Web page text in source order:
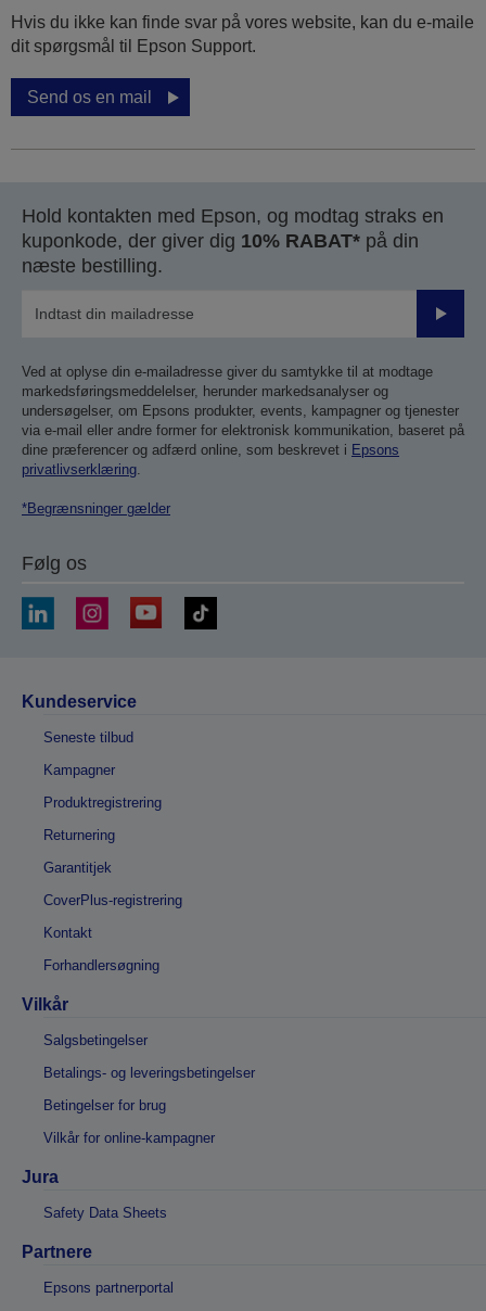
Hvis du ikke kan finde svar på vores website, kan du e-maile
dit spørgsmål til Epson Support.
Send os en mail
Hold kontakten med Epson, og modtag straks en
kuponkode, der giver dig 10% RABAT* på din
næste bestilling.
Send
Ved at oplyse din e-mailadresse giver du samtykke til at modtage
markedsføringsmeddelelser, herunder markedsanalyser og
undersøgelser, om Epsons produkter, events, kampagner og tjenester
via e-mail eller andre former for elektronisk kommunikation, baseret på
dine præferencer og adfærd online, som beskrevet i Epsons
privatlivserklæring.
*Begrænsninger gælder
Følg os
Kundeservice
Seneste tilbud
Kampagner
Produktregistrering
Returnering
Garantitjek
CoverPlus-registrering
Kontakt
Forhandlersøgning
Vilkår
Salgsbetingelser
Betalings- og leveringsbetingelser
Betingelser for brug
Vilkår for online-kampagner
Jura
Safety Data Sheets
Partnere
Epsons partnerportal